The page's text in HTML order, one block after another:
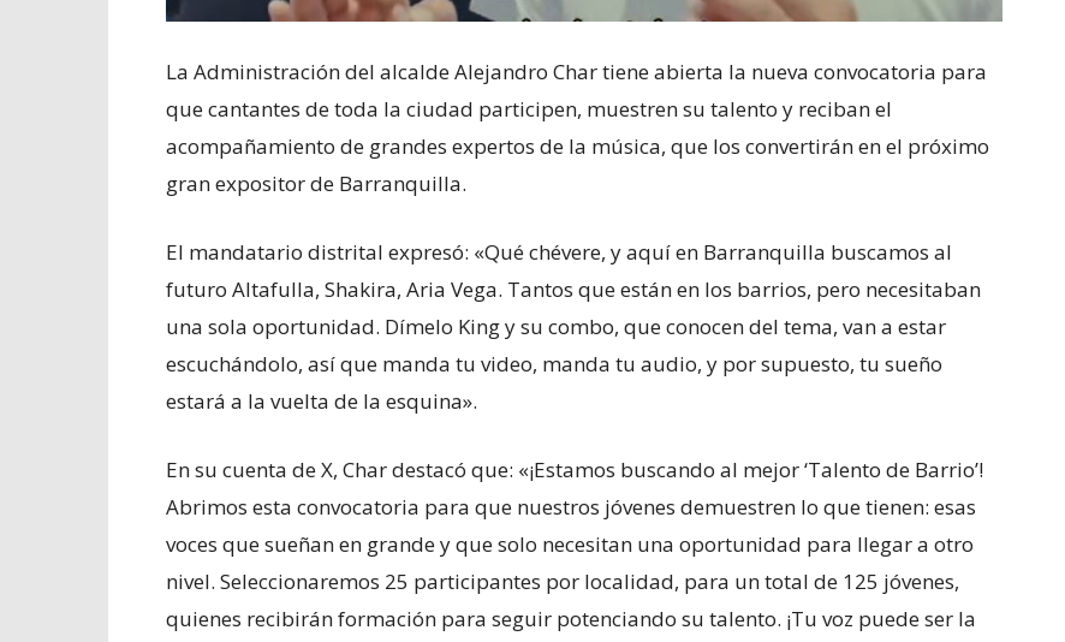
La Administración del alcalde Alejandro Char tiene abierta la nueva convocatoria para
que cantantes de toda la ciudad participen, muestren su talento y reciban el
acompañamiento de grandes expertos de la música, que los convertirán en el próximo
gran expositor de Barranquilla.
El mandatario distrital expresó: «Qué chévere, y aquí en Barranquilla buscamos al
futuro Altafulla, Shakira, Aria Vega. Tantos que están en los barrios, pero necesitaban
una sola oportunidad. Dímelo King y su combo, que conocen del tema, van a estar
escuchándolo, así que manda tu video, manda tu audio, y por supuesto, tu sueño
estará a la vuelta de la esquina».
En su cuenta de X, Char destacó que: «¡Estamos buscando al mejor ‘Talento de Barrio’!
Abrimos esta convocatoria para que nuestros jóvenes demuestren lo que tienen: esas
voces que sueñan en grande y que solo necesitan una oportunidad para llegar a otro
nivel. Seleccionaremos 25 participantes por localidad, para un total de 125 jóvenes,
quienes recibirán formación para seguir potenciando su talento. ¡Tu voz puede ser la